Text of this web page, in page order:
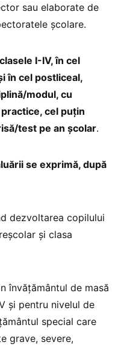
sau elaborate de
școlare.
I-IV, în cel
în cel postliceal,
modul, cu
cel puţin
test pe an şcolar.
se exprimă, după
dezvoltarea copilului
şi clasa
învățământul de masă
și pentru nivelul de
special care
grave, severe,